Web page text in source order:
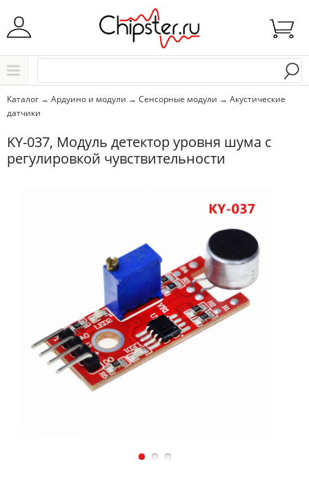
Начните водить название города..
Выбрать
Каталог → Ардуино и модули → Сенсорные модули → Акустические
датчики
KY-037, Модуль детектор уровня шума с
регулировкой чувствительности